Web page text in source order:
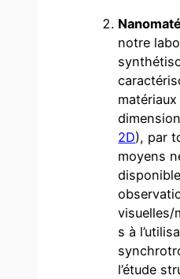
notre
2D), par
moyens
visuelles/
s à
l’étude